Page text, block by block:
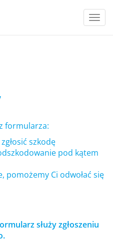
formularza:
szkodę
pod kątem
pomożemy Ci odwołać się
służy zgłoszeniu